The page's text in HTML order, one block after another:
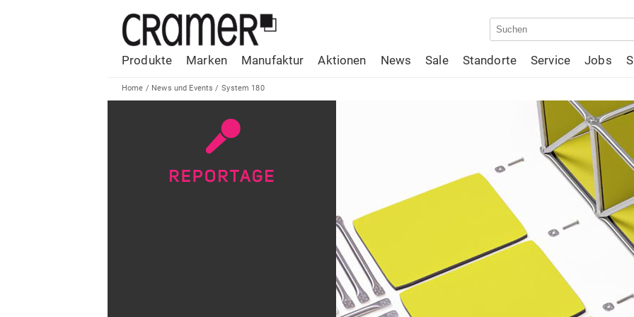
Produkte Marken Manufaktur Aktionen News Sale Standorte Service Jobs
Home / News und Events / System 180